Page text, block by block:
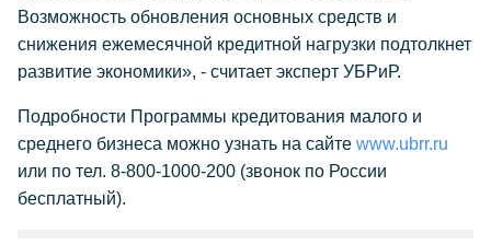
Возможность обновления основных средств и
снижения ежемесячной кредитной нагрузки подтолкнет
развитие экономики», - считает эксперт УБРиР.
Подробности Программы кредитования малого и
среднего бизнеса можно узнать на сайте www.ubrr.ru
или по тел. 8-800-1000-200 (звонок по России
бесплатный).